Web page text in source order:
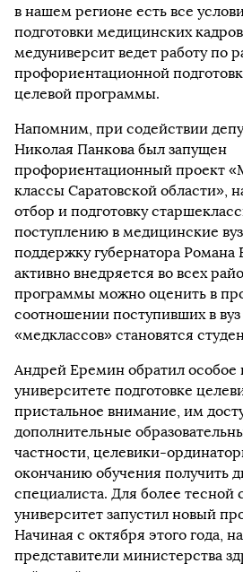
в нашем регионе есть все
подготовки медицинских
медуниверсит ведет работу по
профориентационной
целевой программы.
Напомним, при содействии
Николая Панкова был запущен
профориентационный проект
классы Саратовской области»,
отбор и подготовку
поступлению в медицинские
поддержку губернатора Романа
активно внедряется во всех
программы можно оценить в
соотношении поступивших в
«медклассов» становятся
Андрей Еремин обратил особое
университете подготовке
пристальное внимание, им
дополнительные
частности, целевики-
окончанию обучения получить
специалиста. Для более тесной
университет запустил новый
Начиная с октября этого года,
представители министерства